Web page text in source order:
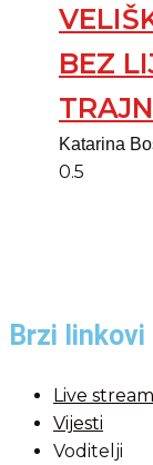
BEZ
Katarina
Brzi linkovi
Live stream
Vijesti
Voditelji